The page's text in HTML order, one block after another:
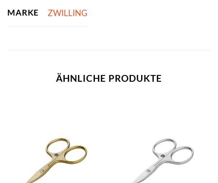
MARKE ZWILLING
ÄHNLICHE PRODUKTE